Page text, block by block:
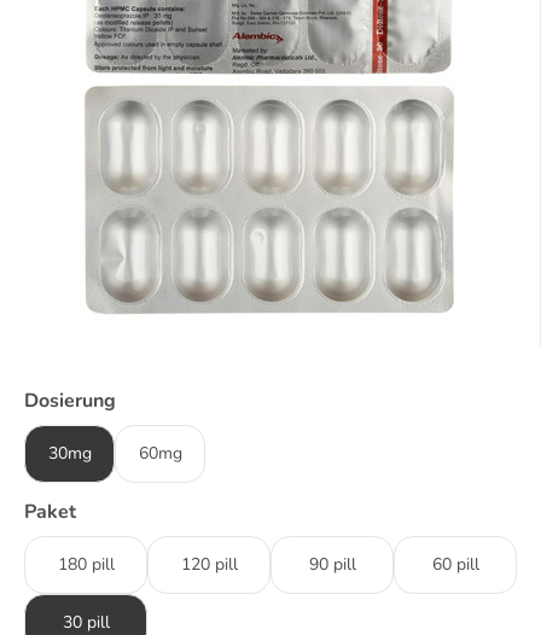
Dosierung
30mg 60mg
Paket
180 pill 120 pill 90 pill 60 pill
30 pill